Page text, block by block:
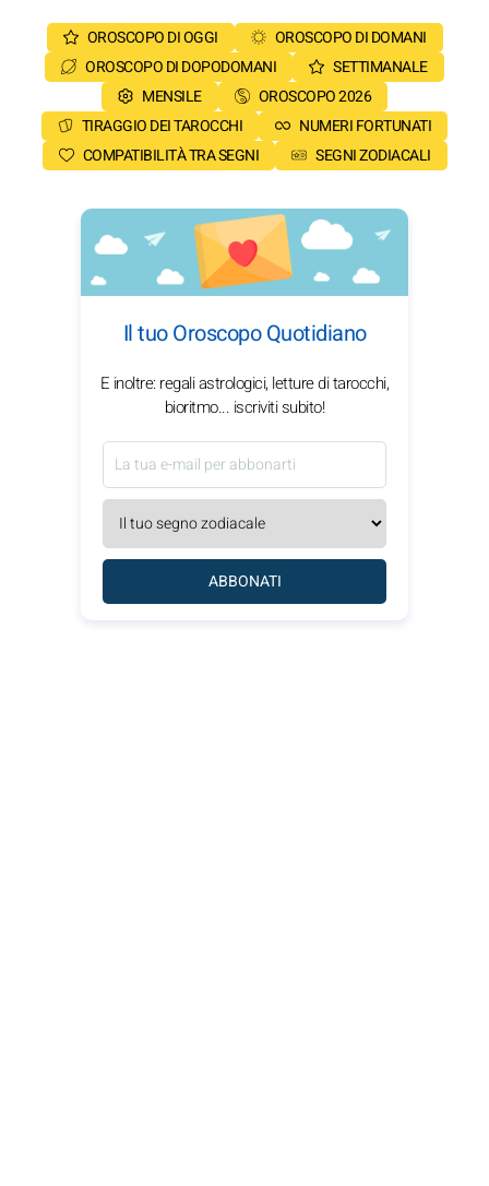
OROSCOPO DI OGGI
OROSCOPO DI DOMANI
OROSCOPO DI DOPODOMANI
SETTIMANALE
MENSILE
OROSCOPO 2026
TIRAGGIO DEI TAROCCHI
NUMERI FORTUNATI
COMPATIBILITÀ TRA SEGNI
SEGNI ZODIACALI
Il tuo Oroscopo Quotidiano
E inoltre: regali astrologici, letture di tarocchi,
bioritmo... iscriviti subito!
ABBONATI